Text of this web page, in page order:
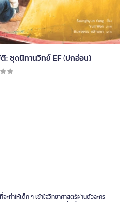
: ชุดนิทานวิทย์ EF (ปกอ่อน)
ะทำให้เด็ก ๆ เข้าใจวิทยาศาสตร์ผ่านตัวละคร